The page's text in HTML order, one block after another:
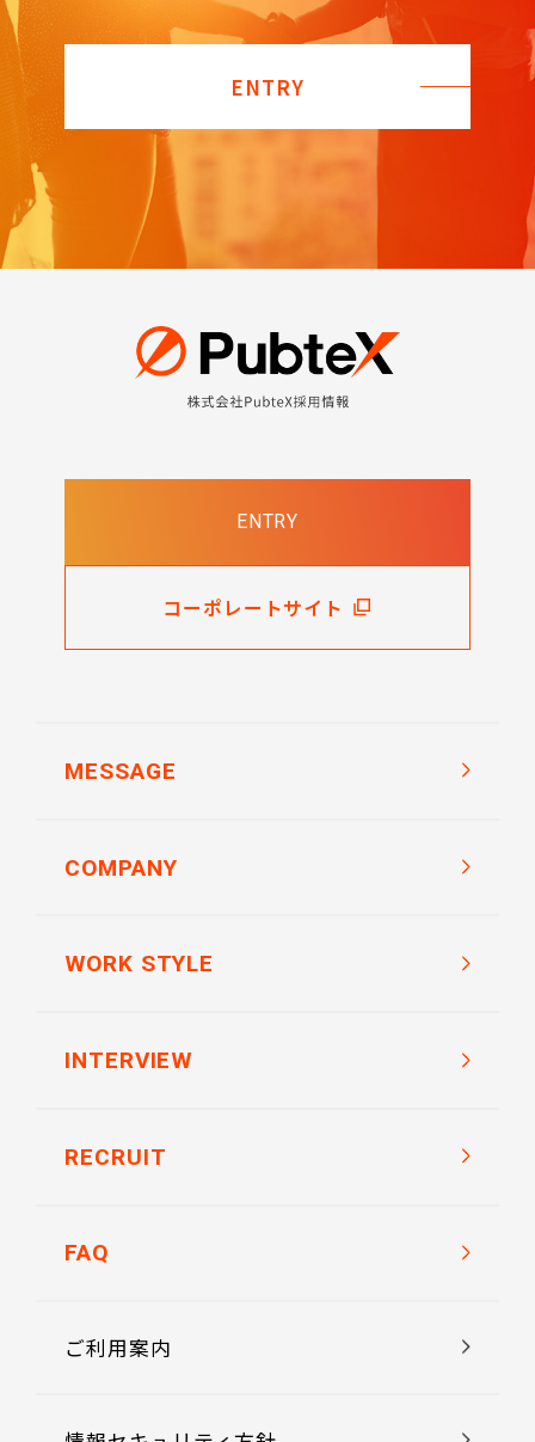
ENTRY
コーポレートサイト
ENTRY
MESSAGE
COMPANY
事業内容
会社概要
WORK STYLE
福利厚生
各種制度
INTERVIEW
RECRUIT
FAQ
ご利用案内